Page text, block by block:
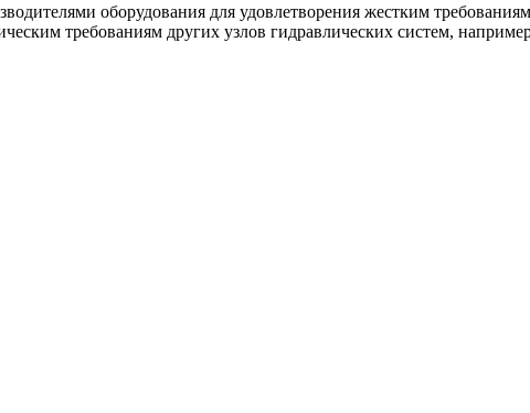
оборудования для удовлетворения жестким
требованиям других узлов гидравлических систем,